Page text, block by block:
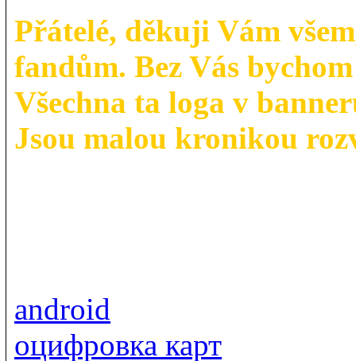
Přátelé, děkuji Vám
fandům. Bez Vás
Všechna ta loga v
Jsou malou kronikou
android
оцифровка карт